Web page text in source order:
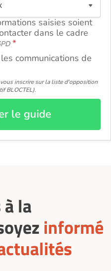
saisies soient
dans le cadre
communications de
inscrire sur la liste d'opposition
BLOCTEL).
le guide
la
informé